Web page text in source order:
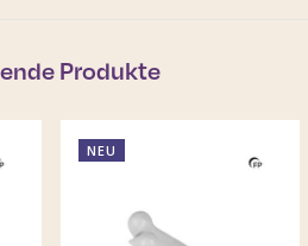
Produkte
NEU